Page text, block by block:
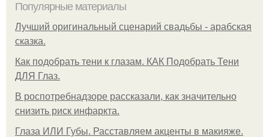
Популярные материалы
Лучший оригинальный сценарий свадьбы - арабская
сказка.
Как подобрать тени к глазам. КАК Подобрать Тени
ДЛЯ Глаз.
В роспотребнадзоре рассказали, как значительно
снизить риск инфаркта.
Глаза ИЛИ Губы. Расставляем акценты в макияже.